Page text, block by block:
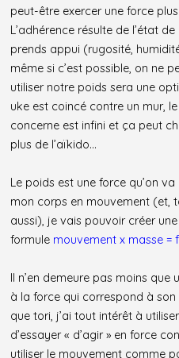
peut-être exercer une force
L’adhérence résulte de l’état
prends appui (rugosité,
même si c’est possible, on ne
utiliser notre poids sera une
uke est coincé contre un mur,
concerne est infini et ça peut
plus de l’aïkido…
Le poids est une force qu’on
mon corps en mouvement (et,
aussi), je vais pouvoir créer
formule mouvement x masse =
Il n’en demeure pas moins que
à la force qui correspond à
que tori, j’ai tout intérêt à
d’essayer « d’agir » en force
utiliser le mouvement comme